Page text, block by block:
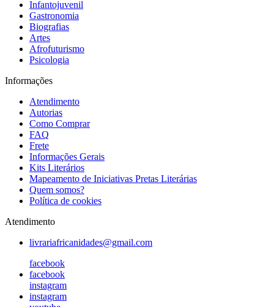
Infantojuvenil
Gastronomia
Biografias
Artes
Afrofuturismo
Psicologia
Informações
Atendimento
Autorias
Como Comprar
FAQ
Frete
Informações Gerais
Kits Literários
Mapeamento de Iniciativas Pretas Literárias
Quem somos?
Política de cookies
Atendimento
livrariafricanidades@gmail.com
facebook
facebook
instagram
instagram